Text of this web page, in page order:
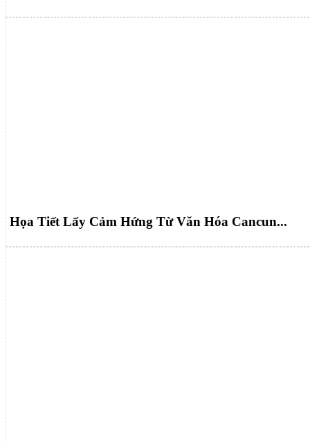
Họa Tiết Lấy Cảm Hứng Từ Văn Hóa Cancun...